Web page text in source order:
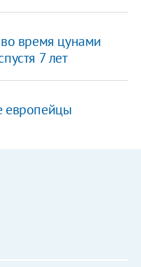
время цунами
7 лет
европейцы